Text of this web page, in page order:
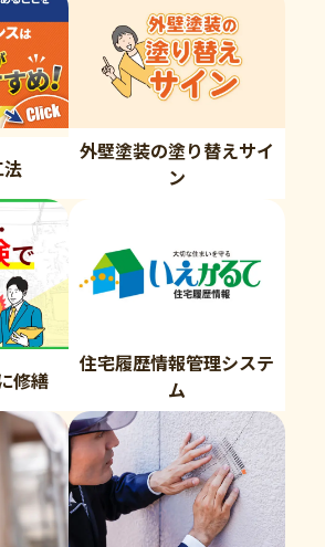
外壁塗装の塗り替えサイ
ン
修繕
住宅履歴情報管理システ
ム